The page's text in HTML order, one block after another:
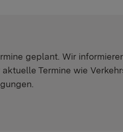
geplant. Wir
Termine wie